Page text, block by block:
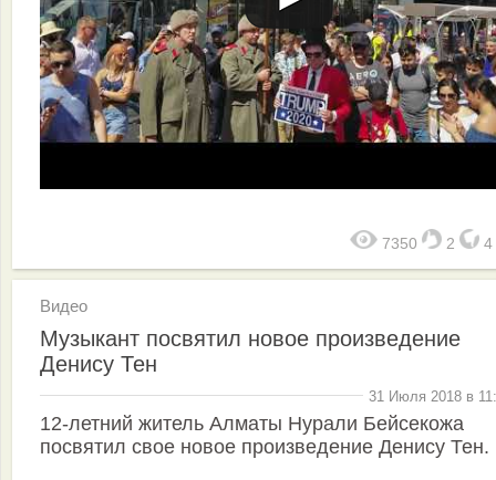
7350 2 4
Видео
Музыкант посвятил новое произведение
Денису Тен
31 Июля 2018 в
12-летний житель Алматы Нурали Бейсекожа
посвятил свое новое произведение Денису Тен.